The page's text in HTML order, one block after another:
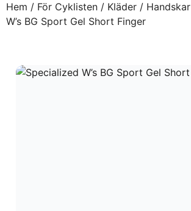
Hem / För Cyklisten / Kläder / Handskar
W’s BG Sport Gel Short Finger